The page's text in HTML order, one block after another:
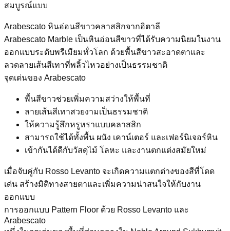
สมบูรณ์แบบ
Arabescato หินอ่อนสีขาวคลาสสิกจากอิตาลี
Arabescato Marble เป็นหินอ่อนสีขาวที่ได้รับความนิยมในงาน
ออกแบบระดับพรีเมียมทั่วโลก ด้วยพื้นสีขาวสะอาดตาและ
ลวดลายเส้นสีเทาที่พลิ้วไหวอย่างเป็นธรรมชาติ
จุดเด่นของ Arabescato
พื้นสีขาวช่วยเพิ่มความสว่างให้พื้นที่
ลายเส้นสีเทาสวยงามเป็นธรรมชาติ
ให้ความรู้สึกหรูหราแบบคลาสสิก
สามารถใช้ได้ทั้งพื้น ผนัง เคาน์เตอร์ และเฟอร์นิเจอร์หิน
เข้ากันได้ดีกับวัสดุไม้ โลหะ และงานตกแต่งสมัยใหม่
เมื่อจับคู่กับ Rosso Levanto จะเกิดความแตกต่างของสีที่โดด
เด่น สร้างมิติทางสายตาและเพิ่มความน่าสนใจให้กับงาน
ออกแบบ
การออกแบบ Pattern Floor ด้วย Rosso Levanto และ
Arabescato